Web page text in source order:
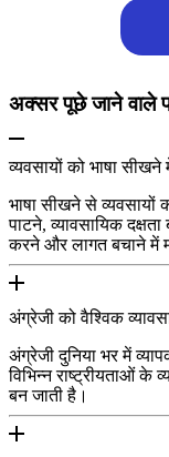
अक्सर पूछे जाने वाले
व्यवसायों को भाषा सीखने
भाषा सीखने से
पाटने, व्यावसायिक
करने और लागत बचाने में
अंग्रेजी को वैश्विक
अंग्रेजी दुनिया भर में
विभिन्न राष्ट्रीयताओं
बन जाती है।